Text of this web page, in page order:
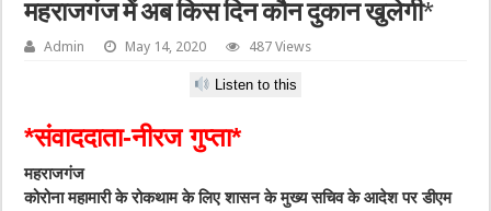
महराजगंज में अब किस दिन कौन दुकान खुलेगी*
Admin May 14, 2020 487 Views
Listen to this
*संवाददाता-नीरज गुप्ता*
महराजगंज
कोरोना महामारी के रोकथाम के लिए शासन के मुख्य सचिव के आदेश पर डीएम